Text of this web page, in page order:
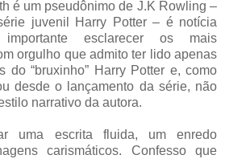
é um pseudônimo de J.K Rowling –
juvenil Harry Potter – é notícia
esclarecer os mais
orgulho que admito ter lido apenas
do “bruxinho” Harry Potter e, como
desde o lançamento da série, não
narrativo da autora.
uma escrita fluida, um enredo
carismáticos. Confesso que